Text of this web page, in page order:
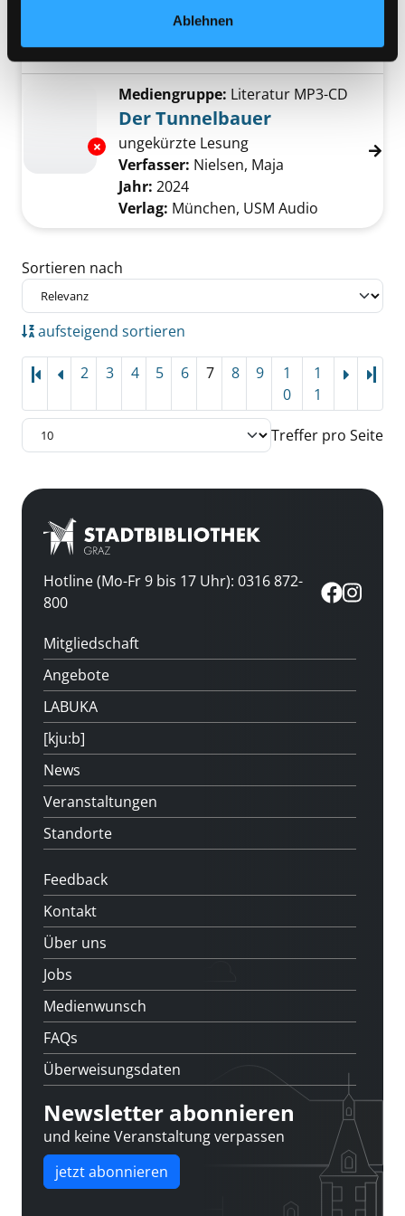
Ablehnen
Übergeordnetes Werk:
Orient und arabische Welt
Exemplar-Details von Der Tunnelbauer
Mediengruppe: Literatur MP3-CD
Der Tunnelbauer
ungekürzte Lesung
Verfasser: Nielsen, Maja
Jahr: 2024
Verlag: München, USM Audio
Zu den Suchfiltern springen
Sortieren nach
aufsteigend sortieren
2 3 4 5 6 7 8 9
1
0
1
1
Treffer pro Seite
Hotline (Mo-Fr 9 bis 17 Uhr): 0316 872-
800
Mitgliedschaft
Angebote
LABUKA
[kju:b]
News
Veranstaltungen
Standorte
Feedback
Kontakt
Über uns
Jobs
Medienwunsch
FAQs
Überweisungsdaten
Newsletter abonnieren
und keine Veranstaltung verpassen
jetzt abonnieren